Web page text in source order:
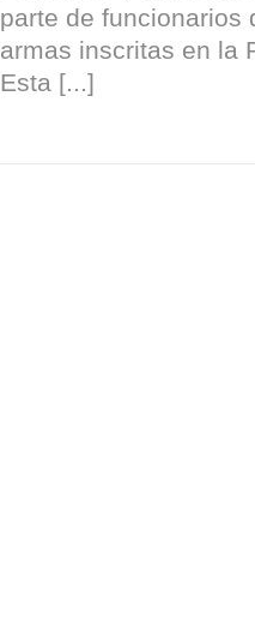
parte de funcionarios
armas inscritas en la
Esta [...]